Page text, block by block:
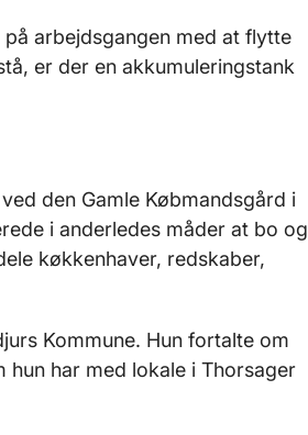
arbejdsgangen med at flytte
er der en akkumuleringstank
den Gamle Købmandsgård i
i anderledes måder at bo og
køkkenhaver, redskaber,
Kommune. Hun fortalte om
har med lokale i Thorsager